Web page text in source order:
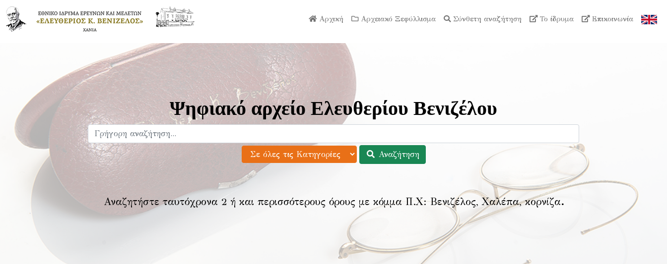
Αρχική Αρχειακό Ξεφύλλισμα Σύνθετη αναζήτηση Το ίδρυμα Επικοινωνία
Ψηφιακό αρχείο Ελευθερίου Βενιζέλου
Αναζήτηση
Αναζητήστε ταυτόχρονα 2 ή και περισσότερους όρους με κόμμα Π.Χ: Βενιζέλος, Χαλέπα, κορνίζα.